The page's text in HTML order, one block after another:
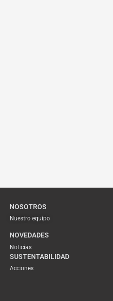
NOSOTROS
Nuestro equipo
NOVEDADES
Noticias
SUSTENTABILIDAD
Acciones